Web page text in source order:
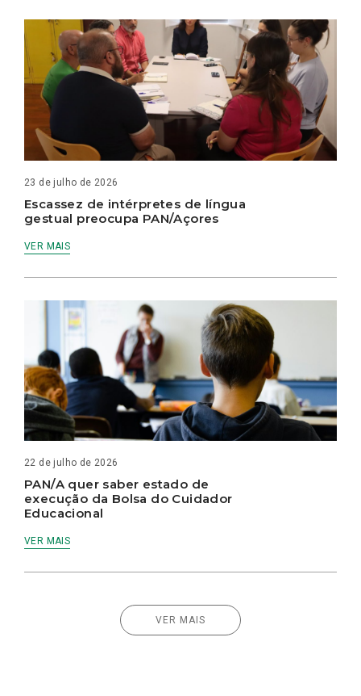
23 de julho de 2026
Escassez de intérpretes de língua
gestual preocupa PAN/Açores
VER MAIS
22 de julho de 2026
PAN/A quer saber estado de
execução da Bolsa do Cuidador
Educacional
VER MAIS
VER MAIS